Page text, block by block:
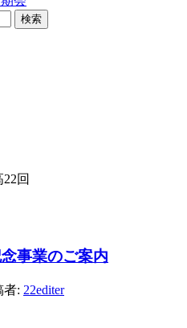
回
事業のご案内
者: 22editer